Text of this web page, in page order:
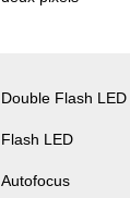
Double Flash LED
Flash LED
Autofocus